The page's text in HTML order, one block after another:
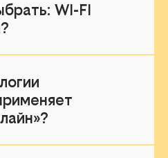
WI-FI